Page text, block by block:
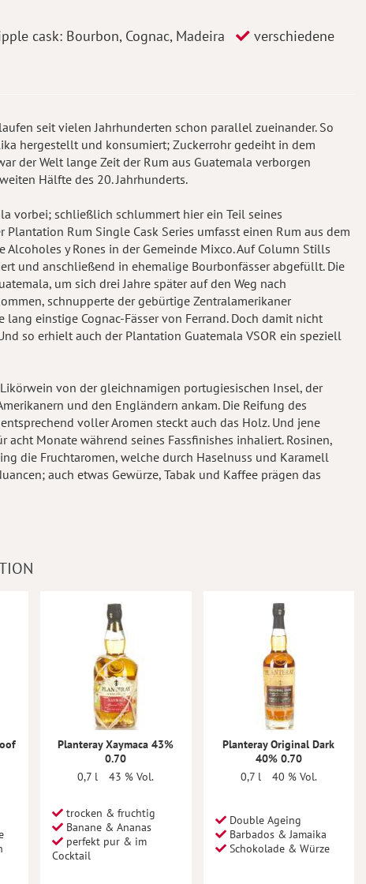
cask: Bourbon, Cognac, Madeira
verschiedene
seit vielen Jahrhunderten schon parallel zueinander. So
hergestellt und konsumiert; Zuckerrohr gedeiht in dem
der Welt lange Zeit der Rum aus Guatemala verborgen
Hälfte des 20. Jahrhunderts.
vorbei; schließlich schlummert hier ein Teil seines
Rum Single Cask Series umfasst einen Rum aus dem
y Rones in der Gemeinde Mixco. Auf Column Stills
und anschließend in ehemalige Bourbonfässer abgefüllt. Die
um sich drei Jahre später auf den Weg nach
schnupperte der gebürtige Zentralamerikaner
einstige Cognac-Fässer von Ferrand. Doch damit nicht
so erhielt auch der Plantation Guatemala VSOR ein speziell
von der gleichnamigen portugiesischen Insel, der
und den Engländern ankam. Die Reifung des
voller Aromen steckt auch das Holz. Und jene
Monate während seines Fassfinishes inhaliert. Rosinen,
die Fruchtaromen, welche durch Haselnuss und Karamell
auch etwas Gewürze, Tabak und Kaffee prägen das
Planteray Xaymaca 43%
0.70
0,7 l
43 % Vol.
trocken & fruchtig
Banane & Ananas
perfekt pur & im
Cocktail
Planteray Original Dark
40% 0.70
0,7 l
40 % Vol.
Double Ageing
Barbados & Jamaika
Schokolade & Würze